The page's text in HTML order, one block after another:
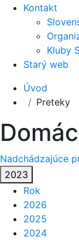
Kontakt
Kluby
Starý web
Úvod
Preteky
Nadchádzajúce
2023
Rok
2026
2025
2024